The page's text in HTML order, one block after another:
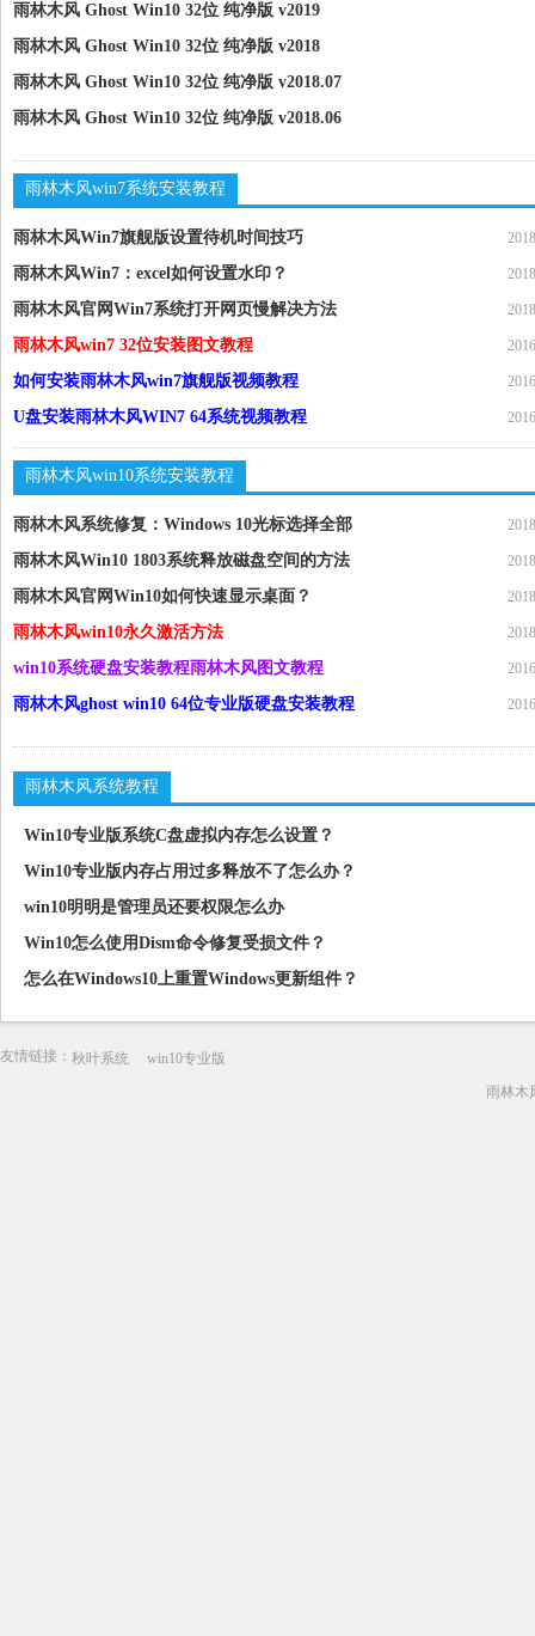
雨林木风 Ghost Win10 32位 纯净版 v2019
雨林木风 Ghost Win10 32位 纯净版 v2018
雨林木风 Ghost Win10 32位 纯净版 v2018.07
雨林木风 Ghost Win10 32位 纯净版 v2018.06
雨林木风win7系统安装教程
雨林木风Win7旗舰版设置待机时间技巧
雨林木风Win7：excel如何设置水印？
雨林木风官网Win7系统打开网页慢解决方法
雨林木风win7 32位安装图文教程
如何安装雨林木风win7旗舰版视频教程
U盘安装雨林木风WIN7 64系统视频教程
雨林木风win10系统安装教程
雨林木风系统修复：Windows 10光标选择全部
雨林木风Win10 1803系统释放磁盘空间的方法
雨林木风官网Win10如何快速显示桌面？
雨林木风win10永久激活方法
win10系统硬盘安装教程雨林木风图文教程
雨林木风ghost win10 64位专业版硬盘安装教程
雨林木风系统教程
Win10专业版系统C盘虚拟内存怎么设置？
Win10专业版内存占用过多释放不了怎么办？
win10明明是管理员还要权限怎么办
Win10怎么使用Dism命令修复受损文件？
怎么在Windows10上重置Windows更新组件？
友情链接： 秋叶系统
win10专业版
雨林木